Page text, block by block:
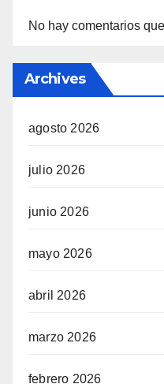
No hay comentarios
Archives
agosto 2026
julio 2026
junio 2026
mayo 2026
abril 2026
marzo 2026
febrero 2026